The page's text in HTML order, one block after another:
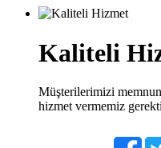
Kaliteli
Müşterilerimizi
hizmet vermemiz